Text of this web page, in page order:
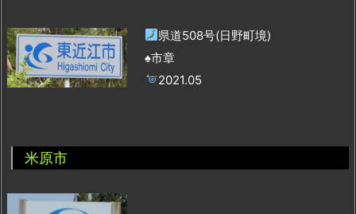
県道508号(日野町境)
♠市章
2021.05
米原市